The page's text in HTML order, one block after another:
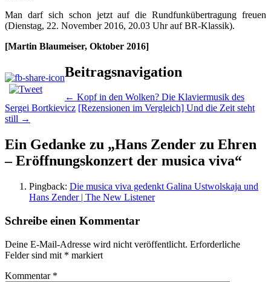
Man darf sich schon jetzt auf die Rundfunkübertragung freuen
(Dienstag, 22. November 2016, 20.03 Uhr auf BR-Klassik).
[Martin Blaumeiser, Oktober 2016]
Beitragsnavigation
← Kopf in den Wolken? Die Klaviermusik des
Sergei Bortkievicz [Rezensionen im Vergleich] Und die Zeit steht
still →
Ein Gedanke zu „Hans Zender zu Ehren
– Eröffnungskonzert der musica viva“
Pingback: Die musica viva gedenkt Galina Ustwolskaja und
Hans Zender | The New Listener
Schreibe einen Kommentar
Deine E-Mail-Adresse wird nicht veröffentlicht. Erforderliche
Felder sind mit * markiert
Kommentar *